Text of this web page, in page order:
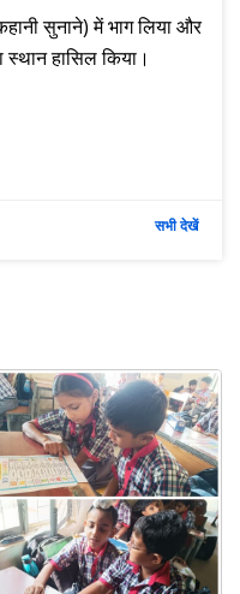
सभी देखें
सुनाने) में भाग लिया और
हासिल किया।